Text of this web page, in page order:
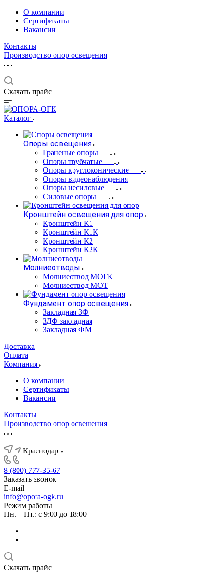
О компании
Сертификаты
Вакансии
Контакты
Производство опор освещения
Скачать прайс
Каталог
Опоры освещения
Граненые опоры
Опоры трубчатые
Опоры круглоконические
Опоры видеонаблюдения
Опоры несиловые
Силовые опоры
Кронштейн освещения для опор
Кронштейн К1
Кронштейн К1К
Кронштейн К2
Кронштейн К2К
Молниеотводы
Молниеотвод МОГК
Молниеотвод МОТ
Фундамент опор освещения
Закладная ЗФ
ЗДФ закладная
Закладная ФМ
Доставка
Оплата
Компания
О компании
Сертификаты
Вакансии
Контакты
Производство опор освещения
Краснодар
8 (800) 777-35-67
Заказать звонок
E-mail
info@opora-ogk.ru
Режим работы
Пн. – Пт.: с 9:00 до 18:00
Скачать прайс